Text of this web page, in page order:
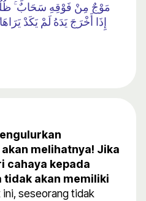
مَوْجٌ مِنْ فَوْقِهِ سَحَابٌ
إِذَا أَخْرَجَ يَدَهُ لَمْ يَكَدْ
melihatnya! Jika
cahaya kepada
tidak akan memiliki
ini, seseorang tidak